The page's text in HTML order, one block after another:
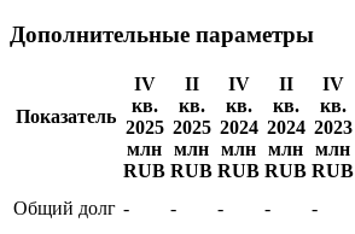
Дополнительные параметры
Показатель
IV
кв.
2025
млн
RUB
II
кв.
2025
млн
RUB
IV
кв.
2024
млн
RUB
II
кв.
2024
млн
RUB
IV
кв.
2023
млн
RUB
Общий долг - - - - -